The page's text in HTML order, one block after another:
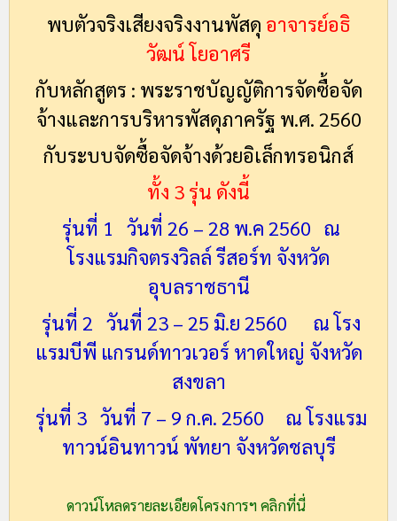
พบตัวจริงเสียงจริงงานพัสดุ อาจารย์อธิ
วัฒน์โยอาศรี
กับหลักสูตร : พระราชบัญญัติการจัดซื้อจัด
จ้างและการบริหารพัสดุภาครัฐ พ.ศ. 2560
กับระบบจัดซื้อจัดจ้างด้วยอิเล็กทรอนิกส์
ทั้ง 3 รุ่น ดังนี้
รุ่นที่ 1 วันที่ 26 – 28 พ.ค 2560 ณ
โรงแรมกิจตรงวิลล์ รีสอร์ท จังหวัด
อุบลราชธานี
รุ่นที่ 2 วันที่ 23 – 25 มิ.ย 2560 ณ โรง
แรมบีพี แกรนด์ทาวเวอร์ หาดใหญ่ จังหวัด
สงขลา
รุ่นที่ 3 วันที่ 7 – 9 ก.ค. 2560 ณ โรงแรม
ทาวน์อินทาวน์ พัทยา จังหวัดชลบุรี
ดาวน์โหลดรายละเอียดโครงการฯ คลิกที่นี่